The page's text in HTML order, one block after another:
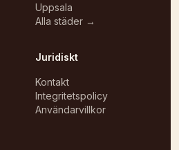
Uppsala
Alla städer →
Juridiskt
Kontakt
Integritetspolicy
Användarvillkor